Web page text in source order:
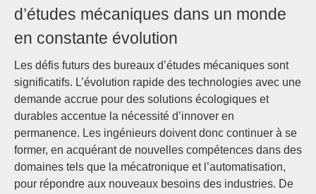
d’études mécaniques dans un monde
en constante évolution
Les défis futurs des bureaux d’études mécaniques sont
significatifs. L’évolution rapide des technologies avec une
demande accrue pour des solutions écologiques et
durables accentue la nécessité d’innover en
permanence. Les ingénieurs doivent donc continuer à se
former, en acquérant de nouvelles compétences dans des
domaines tels que la mécatronique et l’automatisation,
pour répondre aux nouveaux besoins des industries. De